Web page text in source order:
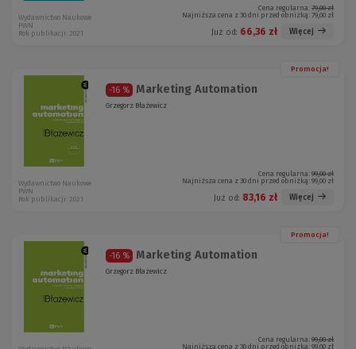
Cena regularna: 79,00 zł
Najniższa cena z 30 dni przed obniżką: 79,00 zł
Już od: 66,36 zł Więcej
Wydawnictwo Naukowe
PWN
Rok publikacji: 2021
Promocja!
-16 % Marketing Automation
Grzegorz Błażewicz
Cena regularna: 99,00 zł
Najniższa cena z 30 dni przed obniżką: 99,00 zł
Już od: 83,16 zł Więcej
Wydawnictwo Naukowe
PWN
Rok publikacji: 2021
Promocja!
-16 % Marketing Automation
Grzegorz Błażewicz
Cena regularna: 99,00 zł
Najniższa cena z 30 dni przed obniżką: 99,00 zł